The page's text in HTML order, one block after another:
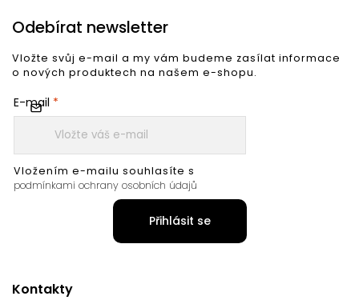
Kontakty
Odebírat newsletter
Vložte svůj e-mail a my vám budeme zasílat informace
o nových produktech na našem e-shopu.
E-mail
Vložením e-mailu souhlasíte s
podmínkami ochrany osobních údajů
Přihlásit se